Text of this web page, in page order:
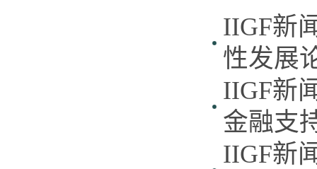
IIGF新
性发展
IIGF新
金融支
IIGF新